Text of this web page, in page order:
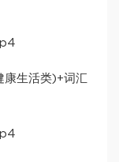
生活类)+词汇